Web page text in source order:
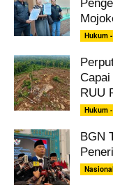
Hukum
RUU
Hukum
BGN
Nasional